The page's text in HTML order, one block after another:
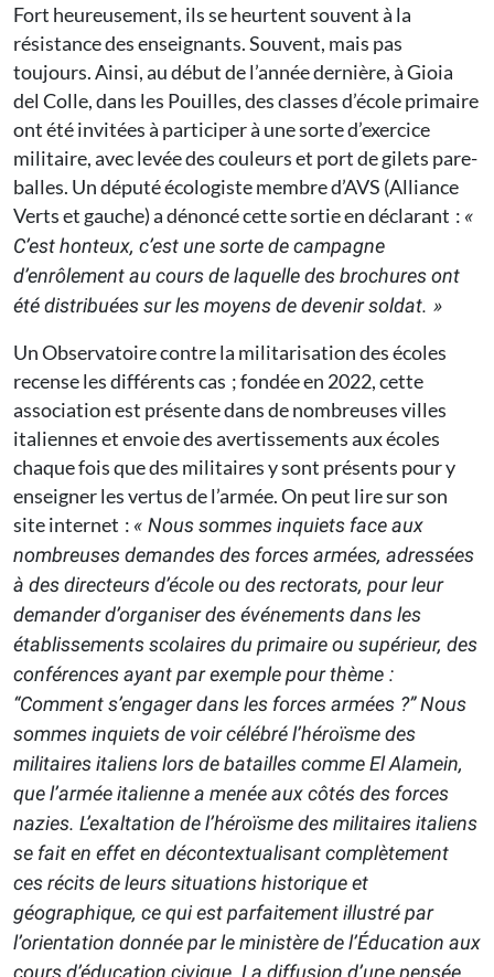
Fort heureusement, ils se heurtent souvent à la
résistance des enseignants. Souvent, mais pas
toujours. Ainsi, au début de l’année dernière, à Gioia
del Colle, dans les Pouilles, des classes d’école primaire
ont été invitées à participer à une sorte d’exercice
militaire, avec levée des couleurs et port de gilets pare-
balles. Un député écologiste membre d’AVS (Alliance
Verts et gauche) a dénoncé cette sortie en déclarant : «
C’est honteux, c’est une sorte de campagne
d’enrôlement au cours de laquelle des brochures ont
été distribuées sur les moyens de devenir soldat. »
Un Observatoire contre la militarisation des écoles
recense les différents cas ; fondée en 2022, cette
association est présente dans de nombreuses villes
italiennes et envoie des avertissements aux écoles
chaque fois que des militaires y sont présents pour y
enseigner les vertus de l’armée. On peut lire sur son
site internet : « Nous sommes inquiets face aux
nombreuses demandes des forces armées, adressées
à des directeurs d’école ou des rectorats, pour leur
demander d’organiser des événements dans les
établissements scolaires du primaire ou supérieur, des
conférences ayant par exemple pour thème :
“Comment s’engager dans les forces armées ?” Nous
sommes inquiets de voir célébré l’héroïsme des
militaires italiens lors de batailles comme El Alamein,
que l’armée italienne a menée aux côtés des forces
nazies. L’exaltation de l’héroïsme des militaires italiens
se fait en effet en décontextualisant complètement
ces récits de leurs situations historique et
géographique, ce qui est parfaitement illustré par
l’orientation donnée par le ministère de l’Éducation aux